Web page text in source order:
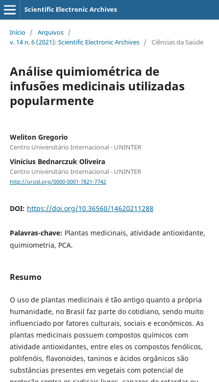
Scientific Electronic Archives
Início / Arquivos /
v. 14 n. 6 (2021): Scientific Electronic Archives / Ciências da Saúde
Análise quimiométrica de
infusões medicinais utilizadas
popularmente
Weliton Gregorio
Centro Universitário Internacional - UNINTER
Viní­cius Bednarczuk Oliveira
Centro Universitário Internacional - UNINTER
http://orcid.org/0000-0001-7821-7742
DOI: https://doi.org/10.36560/14620211288
Palavras-chave: Plantas medicinais, atividade antioxidante,
quimiometria, PCA.
Resumo
O uso de plantas medicinais é tão antigo quanto a própria
humanidade, no Brasil faz parte do cotidiano, sendo muito
influenciado por fatores culturais, sociais e econômicos. As
plantas medicinais possuem compostos químicos com
atividade antioxidantes, entre eles os compostos fenólicos,
polifenóis, flavonoides, taninos e ácidos orgânicos são
substâncias presentes em vegetais com potencial de